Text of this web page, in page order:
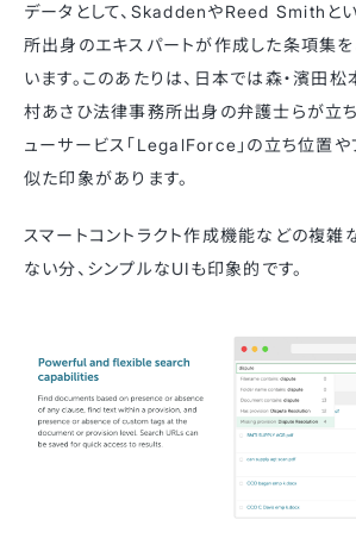
データとして、SkaddenやReed Smithと
所出身のエキスパートが作成した条項集
います。このあたりは、日本では森・濱田
村あさひ法律事務所出身の弁護士らが立
ューサービス「LegalForce」の立ち位置や
似た印象があります。
スマートコントラクト作成機能などの複雑
ない分、シンプルなUIも印象的です。